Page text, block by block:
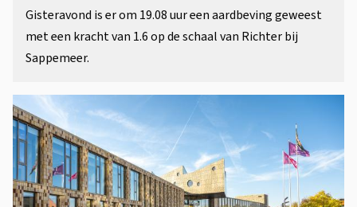
Gisteravond is er om 19.08 uur een aardbeving geweest
met een kracht van 1.6 op de schaal van Richter bij
Sappemeer.